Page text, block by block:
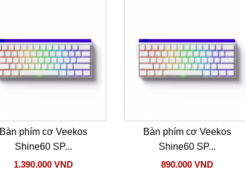
Bàn phím cơ Veekos
Shine60 SP...
1.390.000 VND
Bàn phím cơ Veekos
Shine60 SP...
890.000 VND